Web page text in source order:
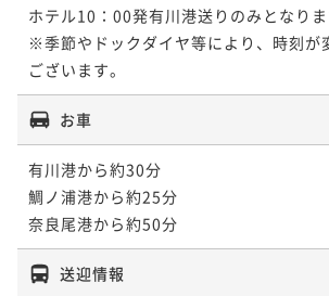
ホテル10：00発有川港送りのみとなりま
※季節やドックダイヤ等により、時刻が
ございます。
お車
有川港から約30分
鯛ノ浦港から約25分
奈良尾港から約50分
送迎情報